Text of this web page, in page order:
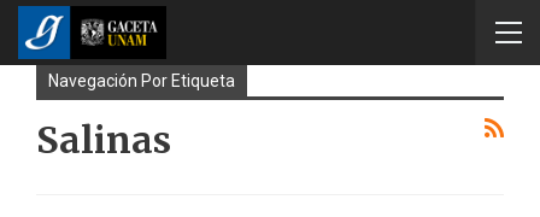
Navegación Por Etiqueta
Salinas